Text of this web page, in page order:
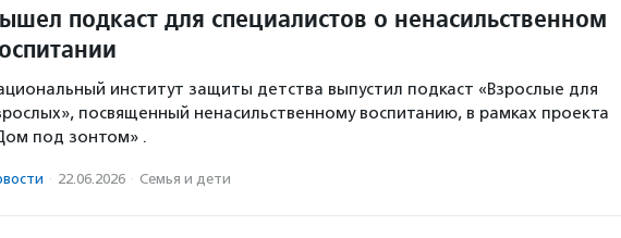
подкаст для специалистов о ненасильственном
институт защиты детства выпустил подкаст «Взрослые для
посвященный ненасильственному воспитанию, в рамках проекта
под зонтом» .
· 22.06.2026 · Семья и дети